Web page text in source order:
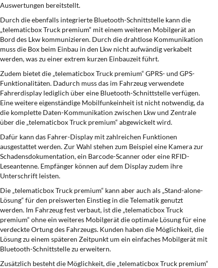
Auswertungen bereitstellt.
Durch die ebenfalls integrierte Bluetooth-Schnittstelle kann die
„telematicbox Truck premium“ mit einem weiteren Mobilgerät an
Bord des Lkw kommunizieren. Durch die drahtlose Kommunikation
muss die Box beim Einbau in den Lkw nicht aufwändig verkabelt
werden, was zu einer extrem kurzen Einbauzeit führt.
Zudem bietet die „telematicbox Truck premium“ GPRS- und GPS-
Funktionalitäten. Dadurch muss das im Fahrzeug verwendete
Fahrerdisplay lediglich über eine Bluetooth-Schnittstelle verfügen.
Eine weitere eigenständige Mobilfunkeinheit ist nicht notwendig, da
die komplette Daten-Kommunikation zwischen Lkw und Zentrale
über die „telematicbox Truck premium“ abgewickelt wird.
Dafür kann das Fahrer-Display mit zahlreichen Funktionen
ausgestattet werden. Zur Wahl stehen zum Beispiel eine Kamera zur
Schadensdokumentation, ein Barcode-Scanner oder eine RFID-
Leseantenne. Empfänger können auf dem Display zudem ihre
Unterschrift leisten.
Die „telematicbox Truck premium“ kann aber auch als „Stand-alone-
Lösung“ für den preiswerten Einstieg in die Telematik genutzt
werden. Im Fahrzeug fest verbaut, ist die „telematicbox Truck
premium“ ohne ein weiteres Mobilgerät die optimale Lösung für eine
verdeckte Ortung des Fahrzeugs. Kunden haben die Möglichkeit, die
Lösung zu einem späteren Zeitpunkt um ein einfaches Mobilgerät mit
Bluetooth-Schnittstelle zu erweitern.
Zusätzlich besteht die Möglichkeit, die „telematicbox Truck premium“